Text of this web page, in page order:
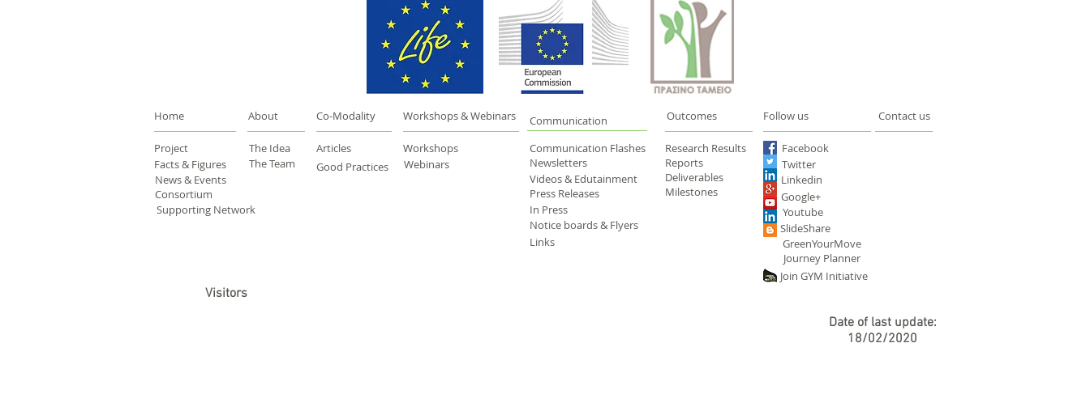
Home
Project
Facts & Figures
News & Events
Consortium
About
The Idea
The Team
Supporting Network
Co-Modality
Articles
Good Practices
Workshops & Webinars
Workshops
Webinars
Communication
Newsletters
Communication Flashes
Videos & Edutainment
Press Releases
Notice boards & Flyers
In Press
Links
Visitors
Outcomes Contact us
Follow us
Research Results
Reports
Deliverables
Milestones
Facebook
Twitter
Linkedin
Google+
Youtube
GreenYourMove
Journey Planner
SlideShare
Join GYM Initiative
Date of last update:
18/02/2020